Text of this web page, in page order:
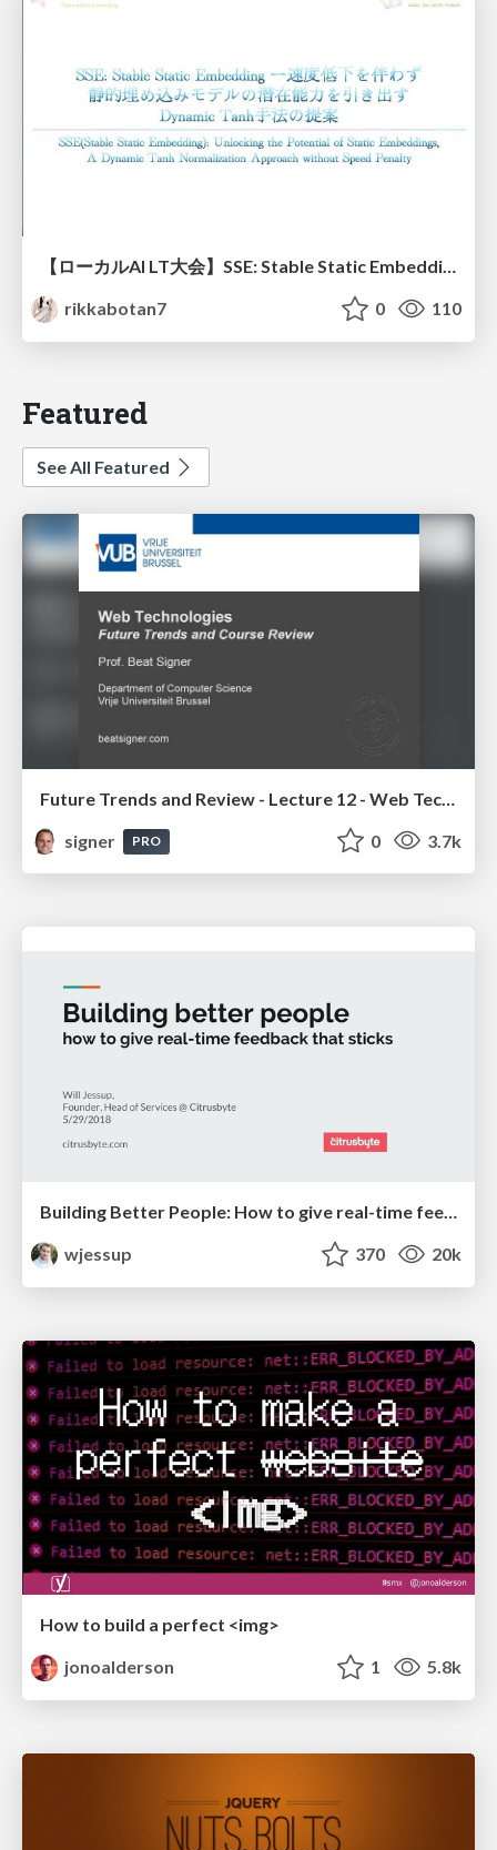
【ローカルAI LT大会】SSE: Stable Static Embedding ー速度低下を伴わず 静的埋め込みモデルの潜在能力を引き出す Dynamic Tanh手法の提案
rikkabotan7
0 110
Featured
See All Featured
signer
PRO 0 3.7k
Building Better People: How to give real-time feedback that sticks.
wjessup
370 20k
How to build a perfect <img>
jonoalderson
1 5.8k